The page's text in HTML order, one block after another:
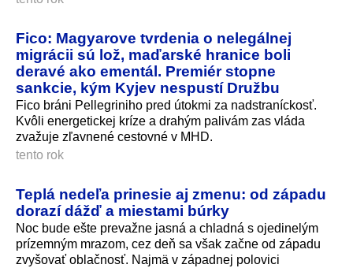
Fico: Magyarove tvrdenia o nelegálnej
migrácii sú lož, maďarské hranice boli
deravé ako ementál. Premiér stopne
sankcie, kým Kyjev nespustí Družbu
Fico bráni Pellegriniho pred útokmi za nadstraníckosť.
Kvôli energetickej kríze a drahým palivám zas vláda
zvažuje zľavnené cestovné v MHD.
tento rok
Teplá nedeľa prinesie aj zmenu: od západu
dorazí dážď a miestami búrky
Noc bude ešte prevažne jasná a chladná s ojedinelým
prízemným mrazom, cez deň sa však začne od západu
zvyšovať oblačnosť. Najmä v západnej polovici